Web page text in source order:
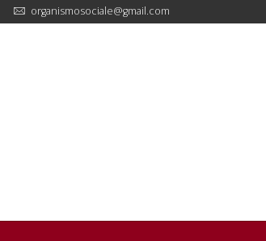
organismosociale@gmail.com